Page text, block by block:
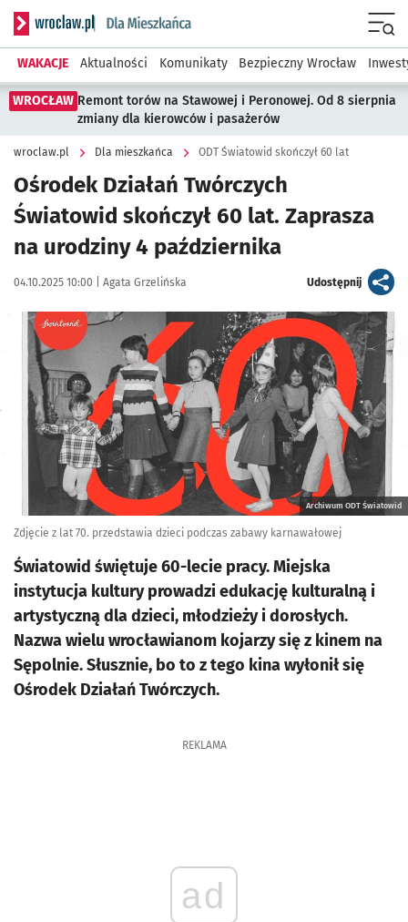
Serwis informacyjny wroclaw.pl podserwis: Dla mieszkańca
WAKACJE Aktualności Komunikaty Bezpieczny Wrocław
WROCŁAW Remont torów na Stawowej i Peronowej. Od 8 sierpnia
zmiany dla kierowców i pasażerów
wroclaw.pl Dla mieszkańca ODT Światowid skończył 60 lat
Ośrodek Działań Twórczych
Światowid skończył 60 lat. Zaprasza
na urodziny 4 października
Data publikacji:
04.10.2025 10:00 | Autor:
Agata Grzelińska Udostępnijartykuł
Kliknij, aby powiększyć
Archiwum ODT Światowid
Zdjęcie z lat 70. przedstawia dzieci podczas zabawy karnawałowej
Światowid świętuje 60-lecie pracy. Miejska
instytucja kultury prowadzi edukację kulturalną i
artystyczną dla dzieci, młodzieży i dorosłych.
Nazwa wielu wrocławianom kojarzy się z kinem na
Sępolnie. Słusznie, bo to z tego kina wyłonił się
Ośrodek Działań Twórczych.
REKLAMA
ad